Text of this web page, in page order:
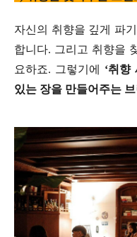
자신의 취향을 깊게 파
합니다. 그리고 취향을
요하죠. 그렇기에 ‘취향
있는 장을 만들어주는